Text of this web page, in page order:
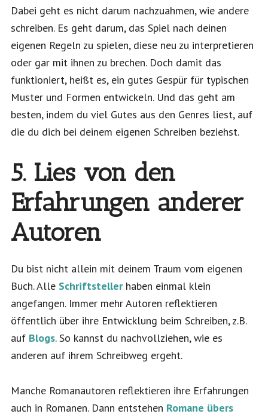
Dabei geht es nicht darum nachzuahmen, wie andere
schreiben. Es geht darum, das Spiel nach deinen
eigenen Regeln zu spielen, diese neu zu interpretieren
oder gar mit ihnen zu brechen. Doch damit das
funktioniert, heißt es, ein gutes Gespür für typischen
Muster und Formen entwickeln. Und das geht am
besten, indem du viel Gutes aus den Genres liest, auf
die du dich bei deinem eigenen Schreiben beziehst.
5. Lies von den
Erfahrungen anderer
Autoren
Du bist nicht allein mit deinem Traum vom eigenen
Buch. Alle Schriftstellerhaben einmal klein
angefangen. Immer mehr Autoren reflektieren
öffentlich über ihre Entwicklung beim Schreiben, z.B.
auf Blogs. So kannst du nachvollziehen, wie es
anderen auf ihrem Schreibweg ergeht.
Manche Romanautoren reflektieren ihre Erfahrungen
auch in Romanen. Dann entstehen Romane übers